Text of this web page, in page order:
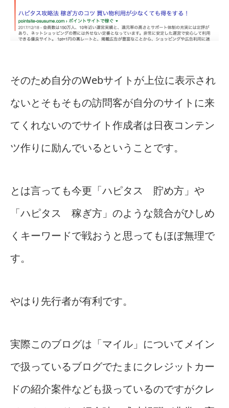
そのため自分のWebサイトが上位に表示され
ないとそもそもの訪問客が自分のサイトに来
てくれないのでサイト作成者は日夜コンテン
ツ作りに励んでいるということです。
とは言っても今更「ハピタス 貯め方」や
「ハピタス 稼ぎ方」のような競合がひしめ
くキーワードで戦おうと思ってもほぼ無理で
す。
やはり先行者が有利です。
実際このブログは「マイル」についてメイン
で扱っているブログでたまにクレジットカー
ドの紹介案件なども扱っているのですがクレ